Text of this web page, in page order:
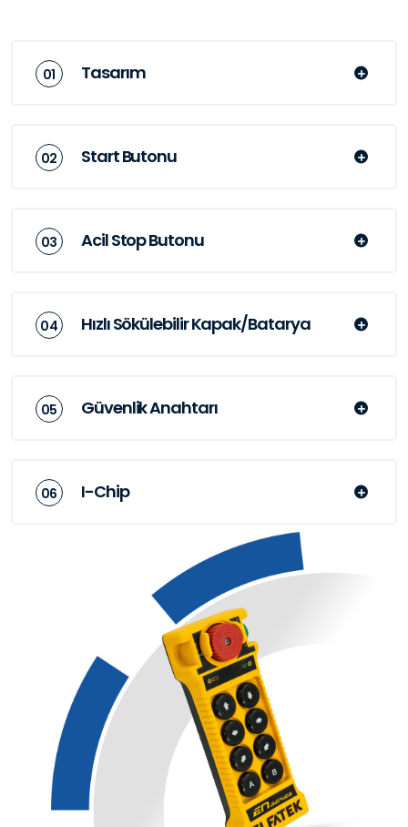
Tasarım
Start Butonu
Acil Stop Butonu
Hızlı Sökülebilir Kapak/Batarya
Güvenlik Anahtarı
I-Chip